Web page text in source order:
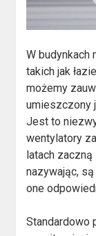
W budynkach
takich jak
możemy
umieszczony
Jest to
wentylatory
latach
nazywając,
one
Standardowo